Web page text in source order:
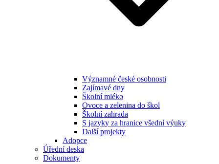
Významné české osobnosti
Zajímavé dny
Školní mléko
Ovoce a zelenina do škol
Školní zahrada
S jazyky za hranice všední výuky
Další projekty
Adopce
Úřední deska
Dokumenty